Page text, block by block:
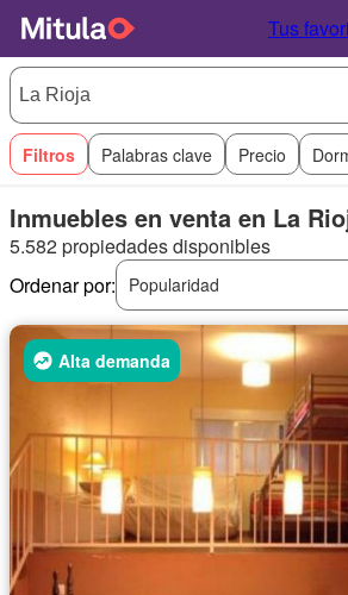
Tus
Filtros Palabras clave Precio
Inmuebles en venta en La
5.582 propiedades disponibles
Ordenar por:
Popularidad
Alta demanda